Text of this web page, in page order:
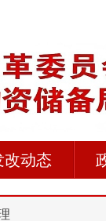
改动态